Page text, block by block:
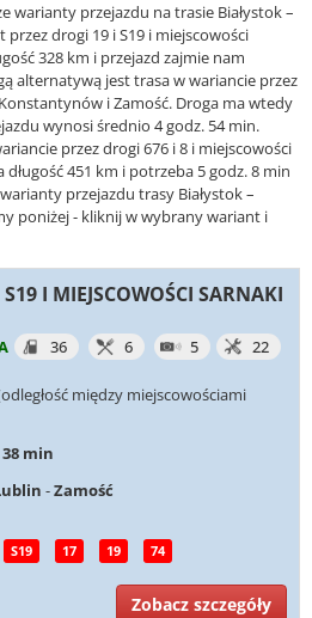
warianty przejazdu na trasie Białystok –
drogi 19 i S19 i miejscowości
328 km i przejazd zajmie nam
alternatywą jest trasa w wariancie przez
i Zamość. Droga ma wtedy
wynosi średnio 4 godz. 54 min.
przez drogi 676 i 8 i miejscowości
451 km i potrzeba 5 godz. 8 min
przejazdu trasy Białystok –
poniżej - kliknij w wybrany wariant i
I MIEJSCOWOŚCI SARNAKI
36 6 5 22
między miejscowościami
38 min
-Zamość
S19 17 19 74
Zobacz szczegóły